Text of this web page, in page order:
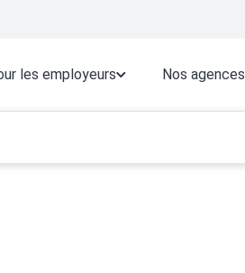
les employeurs Nos agences